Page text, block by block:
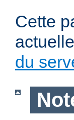
Cette
du